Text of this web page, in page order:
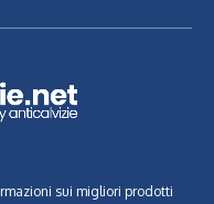
sui migliori prodotti